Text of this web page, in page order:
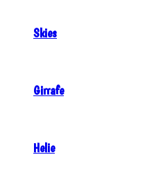
Skies
Girrafe
Helie